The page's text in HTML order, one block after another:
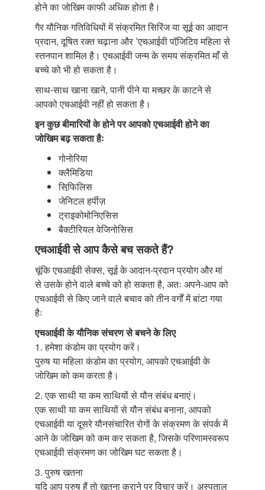
होने का जोखिम काफी अधिक होता है।
गैर यौनिक गतिविधियों में संक्रमित सिरिंज या सूई का आदान
प्रदान, दूषित रक्त चढ़ाना और ’एचआईवी पॉजि़टिव महिला से
स्तनपान शामिल है। एचआईवी जन्म के समय संक्रमित माँ से
बच्चे को भी हो सकता है।
साथ-साथ खाना खाने, पानी पीने या मच्छर के काटने से
आपको एचआईवी नहीं हो सकता है।
इन कुछ बीमारियों के होने पर आपको एचआईवी होने का
जोखिम बढ़ सकता हैः
गोनोरिया
क्लैमिडिया
सिफि़लिस
जेनिटल हर्पीज़
ट्राइकोमोनिएसिस
बैक्टीरियल वेजिनोसिस
एचआईवी से आप कैसे बच सकते हैं?
चूंकि एचआईवी सेक्स, सूई के आदान-प्रदान प्रयोग और मां
से उसके होने वाले बच्चे को हो सकता है, अतः अपने-आप को
एचआईवी से किए जाने वाले बचाव को तीन वर्गों में बांटा गया
हैः
एचआईवी के यौनिक संचरण से बचने के लिए
1. हमेशा कंडोम का प्रयोग करें।
पुरुष या महिला कंडोम का प्रयोग, आपको एचआईवी के
जोखिम को कम करता है।
2. एक साथी या कम साथियों से यौन संबंध बनाएं।
एक साथी या कम साथियों से यौन संबंध बनाना, आपको
एचआईवी या दूसरे यौनसंचारित रोगों के संक्रमण के संपर्क में
आने के जोखिम को कम कर सकता है, जिसके परिणामस्वरूप
एचआईवी संक्रमण का जोखिम घट सकता है।
3. पुरुष खतना
यदि आप पुरुष हैं तो खतना कराने पर विचार करें। अस्पताल